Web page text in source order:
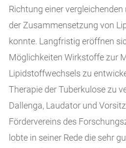
Richtung einer
der Zusammensetzung von
konnte. Langfristig eröffnen
Möglichkeiten Wirkstoffe zur
Lipidstoffwechsels zu
Therapie der Tuberkulose zu
Dallenga, Laudator und
Fördervereins des
lobte in seiner Rede die sehr